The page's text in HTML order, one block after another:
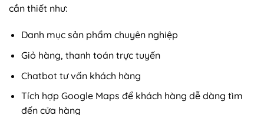
cần thiết như:
Danh mục sản phẩm chuyên nghiệp
Giỏ hàng, thanh toán trực tuyến
Chatbot tư vấn khách hàng
Tích hợp Google Maps để khách hàng dễ dàng tìm
đến cửa hàng